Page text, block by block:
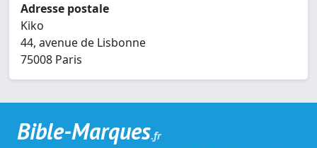
Adresse postale
Kiko
44, avenue de Lisbonne
75008 Paris
Bible-Marques.fr